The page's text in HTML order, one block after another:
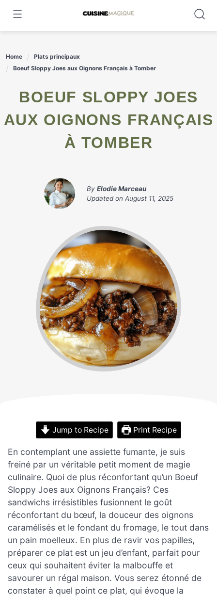
content
Home
Plats principaux
Boeuf Sloppy Joes aux Oignons Français à Tomber
BOEUF SLOPPY JOES
AUX OIGNONS FRANÇAIS
À TOMBER
By Elodie Marceau
Updated on August 11, 2025
Jump to Recipe Print Recipe
En contemplant une assiette fumante, je suis
freiné par un véritable petit moment de magie
culinaire. Quoi de plus réconfortant qu’un Boeuf
Sloppy Joes aux Oignons Français? Ces
sandwichs irrésistibles fusionnent le goût
réconfortant du bœuf, la douceur des oignons
caramélisés et le fondant du fromage, le tout dans
un pain moelleux. En plus de ravir vos papilles,
préparer ce plat est un jeu d’enfant, parfait pour
ceux qui souhaitent éviter la malbouffe et
savourer un régal maison. Vous serez étonné de
constater à quel point ce plat, qui évoque la